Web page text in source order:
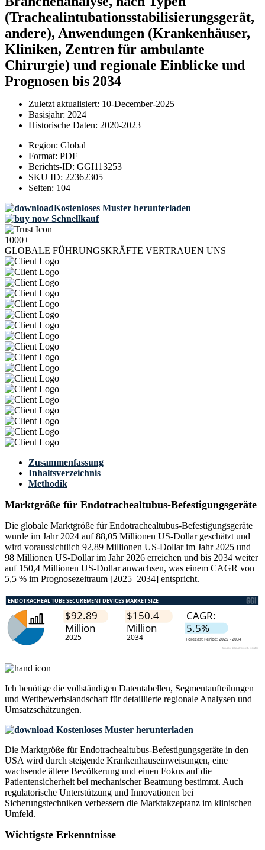
(Trachealintubationsstabilisierungsgerät,
andere), Anwendungen (Krankenhäuser,
Kliniken, Zentren für ambulante
Chirurgie) und regionale Einblicke und
Prognosen bis 2034
Zuletzt aktualisiert: 10-December-2025
Basisjahr: 2024
Historische Daten: 2020-2023
Region: Global
Format: PDF
Berichts-ID: GGI113253
SKU ID: 22362305
Seiten: 104
Kostenloses Muster herunterladen
Schnellkauf
1000+
GLOBALE FÜHRUNGSKRÄFTE VERTRAUEN UNS
Zusammenfassung
Inhaltsverzeichnis
Methodik
Marktgröße für Endotrachealtubus-Befestigungsgeräte
Die globale Marktgröße für Endotrachealtubus-Befestigungsgeräte
wurde im Jahr 2024 auf 88,05 Millionen US-Dollar geschätzt und
wird voraussichtlich 92,89 Millionen US-Dollar im Jahr 2025 und
98 Millionen US-Dollar im Jahr 2026 erreichen und bis 2034 weiter
auf 150,4 Millionen US-Dollar anwachsen, was einem CAGR von
5,5 % im Prognosezeitraum [2025–2034] entspricht.
Ich benötige die vollständigen Datentabellen, Segmentaufteilungen
und Wettbewerbslandschaft für detaillierte regionale Analysen und
Umsatzschätzungen.
Kostenloses Muster herunterladen
Die Marktgröße für Endotrachealtubus-Befestigungsgeräte in den
USA wird durch steigende Krankenhauseinweisungen, eine
wachsende ältere Bevölkerung und einen Fokus auf die
Patientensicherheit bei mechanischer Beatmung bestimmt. Auch
regulatorische Unterstützung und Innovationen bei
Sicherungstechniken verbessern die Marktakzeptanz im klinischen
Umfeld.
Wichtigste Erkenntnisse